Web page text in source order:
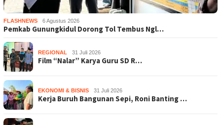
FLASHNEWS 6 Agustus 2026
Pemkab Gunungkidul Dorong Tol Tembus Ngl…
REGIONAL 31 Juli 2026
Film “Nalar” Karya Guru SD R…
EKONOMI & BISNIS 31 Juli 2026
Kerja Buruh Bangunan Sepi, Roni Banting …